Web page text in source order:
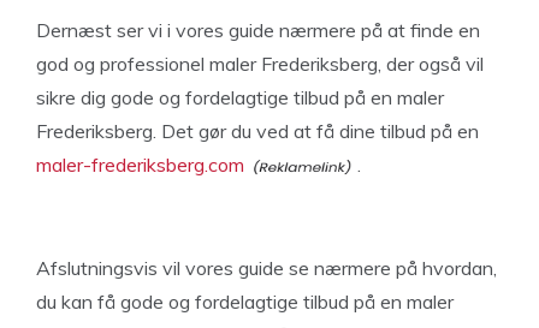
Dernæst ser vi i vores guide nærmere på at finde en
god og professionel maler Frederiksberg, der også vil
sikre dig gode og fordelagtige tilbud på en maler
Frederiksberg. Det gør du ved at få dine tilbud på en
maler-frederiksberg.com
.
Afslutningsvis vil vores guide se nærmere på hvordan,
du kan få gode og fordelagtige tilbud på en maler